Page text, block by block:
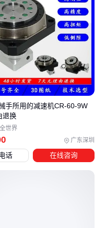
广东深圳
手所用的减速机CR-60-9W
退换
全世界
话 在线咨询